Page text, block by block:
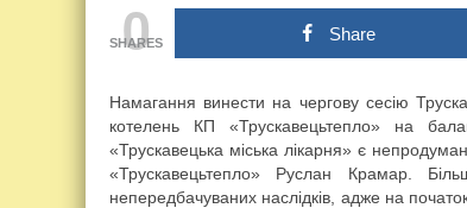
0
SHARES Share
Намагання винести на чергову сесію
котелень КП «Трускавецьтепло» на
«Трускавецька міська лікарня» є
«Трускавецьтепло» Руслан Крамар.
непередбачуваних наслідків, адже на